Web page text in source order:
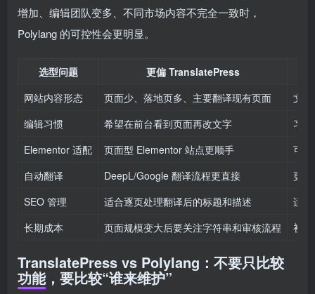
增加、编辑团队变多、不同市场内容不完全一致时，
Polylang 的可控性会更明显。
选型问题
更偏 TranslatePress
网站内容形态
页面少、落地页多、主要翻译现有页面
文
编辑习惯
希望在前台看到页面再改文字
习
Elementor 适配
页面型 Elementor 站点更顺手
可
自动翻译
DeepL/Google 翻译流程更直接
更
SEO 管理
适合逐页处理翻译后的标题和描述
适
长期成本
页面规模变大后要关注字符串和审核流程 初
TranslatePress vs Polylang：不要只比较
功能，要比较“谁来维护”